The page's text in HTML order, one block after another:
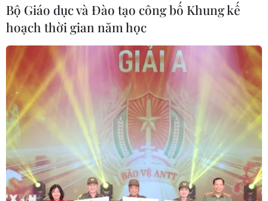
Các hãng hàng không đồng loạt mở nhiều
đường bay nội địa sau nới lỏng
07/10/2021 02:19
Các doanh nghiệp đã xây dựng phương án phục hồi
mạng bay nội địa và sẽ chính thức mở bán vé ngay khi
nhà chức trách cho phép khôi phục hoạt động vận tải
hành khách bằng đường hàng không.
Bộ Giáo dục và Đào tạo công bố Khung kế
hoạch thời gian năm học